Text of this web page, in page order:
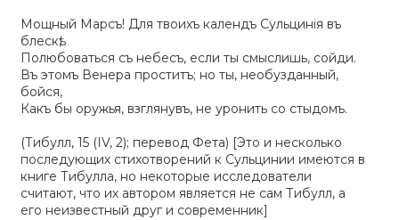
Мощный Марсъ! Для твоихъ календъ Сульцинія въ
блескѣ;
Полюбоваться съ небесъ, если ты смыслишь, сойди.
Въ этомъ Венера проститъ; но ты, необузданный,
бойся,
Какъ бы оружья, взглянувъ, не уронить со стыдомъ.
(Тибулл, 15 (IV, 2); перевод Фета) [Это и несколько
последующих стихотворений к Сульцинии имеются в
книге Тибулла, но некоторые исследователи
считают, что их автором является не сам Тибулл, а
его неизвестный друг и современник]